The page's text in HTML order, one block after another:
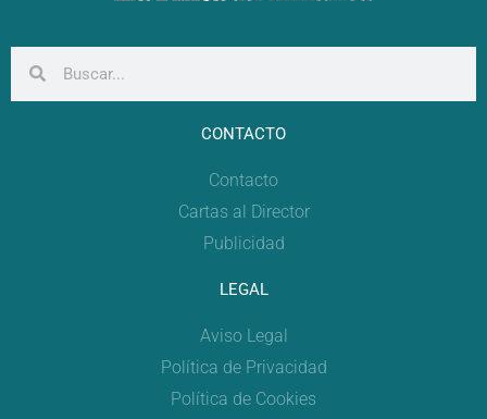
CONTACTO
Contacto
Cartas al Director
Publicidad
LEGAL
Aviso Legal
Política de Privacidad
Política de Cookies